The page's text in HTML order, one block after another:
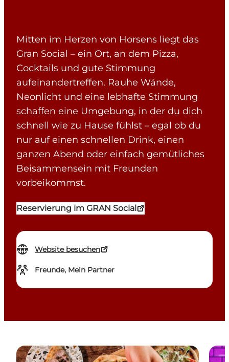
Mitten im Herzen von Horsens liegt das
Gran Social – ein Ort, an dem Pizza,
Cocktails und gute Stimmung
aufeinandertreffen. Rauhe Wände,
Neonlicht und eine lebhafte Stimmung
schaffen eine Umgebung, in der du dich
schnell wie zu Hause fühlst – egal ob du
nur auf einen schnellen Drink, einen
ganzen Abend oder einfach gemütliches
Beisammensein mit Freunden
vorbeikommst.
Reservierung im GRAN Social
Website besuchen
Freunde, Mein Partner